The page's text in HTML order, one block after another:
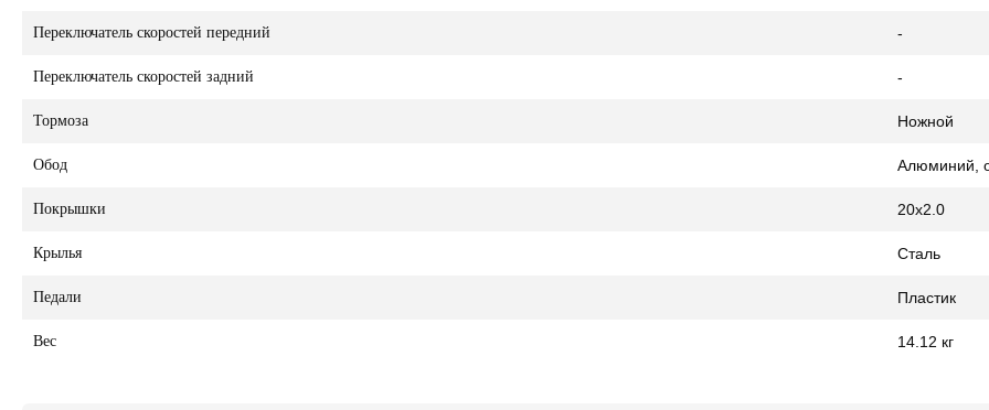
Переключатель скоростей передний -
Переключатель скоростей задний -
Тормоза Ножной
Обод Алюминий,
Покрышки 20x2.0
Крылья Сталь
Педали Пластик
Вес 14.12 кг